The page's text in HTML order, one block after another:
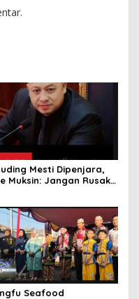
Mesti Dipenjara,
Muksin: Jangan Rusak
Seafood